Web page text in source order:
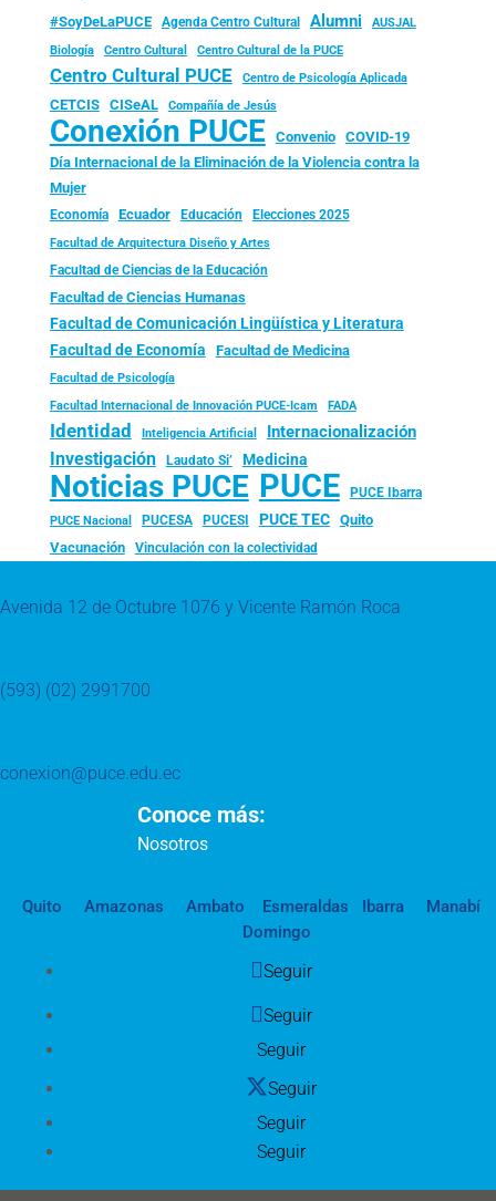
#SoyDeLaPUCE Agenda Centro Cultural Alumni
AUSJAL
Biología
Centro Cultural Centro Cultural de la PUCE
Centro Cultural PUCE Centro de Psicología Aplicada
CETCIS CISeAL Compañía de Jesús
Conexión PUCE Convenio
COVID-19
Día Internacional de la Eliminación de la Violencia contra la
Mujer
Economía Ecuador Educación Elecciones 2025
Facultad de Arquitectura Diseño y Artes
Facultad de Ciencias de la Educación
Facultad de Ciencias Humanas
Facultad de Comunicación Lingüística y Literatura
Facultad de Economía Facultad de Medicina
Facultad de Psicología
Facultad Internacional de Innovación PUCE-Icam FADA
Identidad Inteligencia Artificial Internacionalización
Investigación Laudato Si’ Medicina
Noticias PUCE PUCE PUCE Ibarra
PUCE Nacional PUCESA PUCESI PUCE TEC
Quito
Vacunación
Vinculación con la colectividad
Avenida 12 de Octubre 1076 y Vicente Ramón Roca
(593) (02) 2991700
conexion@puce.edu.ec
Conoce más:
Nosotros
Quito Amazonas Ambato Esmeraldas Ibarra
Manabí
Domingo
Seguir
Seguir
Seguir
Seguir
Seguir
Seguir